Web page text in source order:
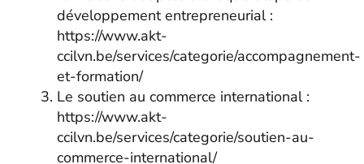
développement entrepreneurial :
https://www.akt-
ccilvn.be/services/categorie/accompagnement-
et-formation/
Le soutien au commerce international :
https://www.akt-
ccilvn.be/services/categorie/soutien-au-
commerce-international/